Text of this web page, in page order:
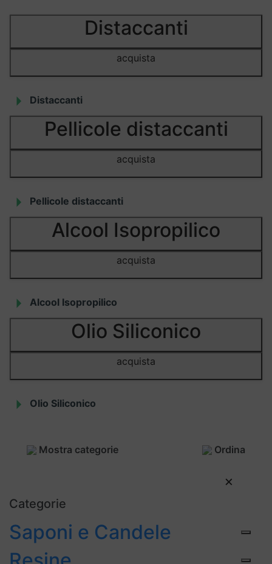
Distaccanti
acquista
Distaccanti
Pellicole distaccanti
acquista
Pellicole distaccanti
Alcool Isopropilico
acquista
Alcool Isopropilico
Olio Siliconico
acquista
Olio Siliconico
Mostra categorie Ordina
×
Categorie
Saponi e Candele